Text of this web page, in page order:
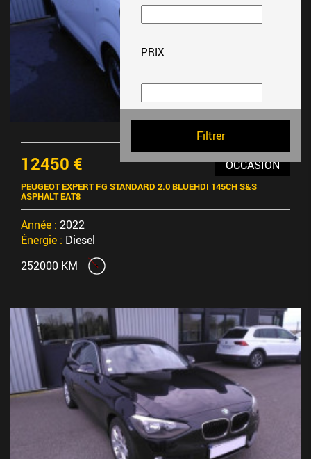
PRIX
12450 € OCCASION
PEUGEOT EXPERT FG STANDARD 2.0 BLUEHDI 145CH S&S
ASPHALT EAT8
Année : 2022
Énergie : Diesel
252000 KM